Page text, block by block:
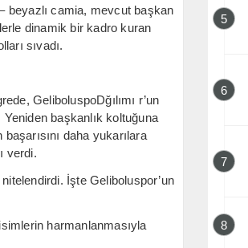
beyazlı camia, mevcut başkan
dinamik bir kadro kuran
sıvadı.
GeliboluspoDğılımı r’un
başkanlık koltuğuna
daha yukarılara
verdi.
İşte Geliboluspor’un
harmanlanmasıyla
5
6
7
8